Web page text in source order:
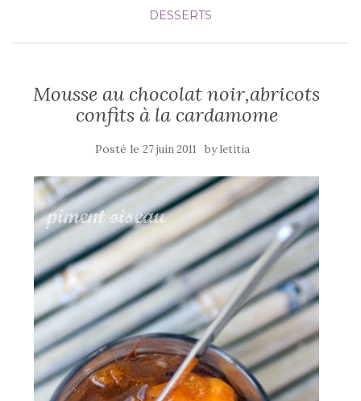
DESSERTS
Mousse au chocolat noir,abricots
confits à la cardamome
Posté le 27 juin 2011 byletitia